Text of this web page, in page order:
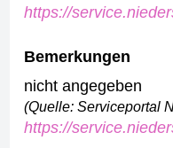
https://
Bemerkungen
nicht angegeben
(Quelle: Serviceportal
https://